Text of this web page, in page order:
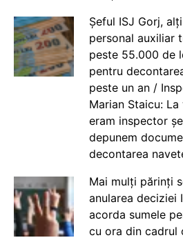
Șeful ISJ Gorj,
personal auxiliar
peste 55.000 de
pentru
peste un an /
Marian Staicu:
eram inspector
depunem
decontarea
Mai mulți părinți
anularea deciziei
acorda sumele
cu ora din cadrul